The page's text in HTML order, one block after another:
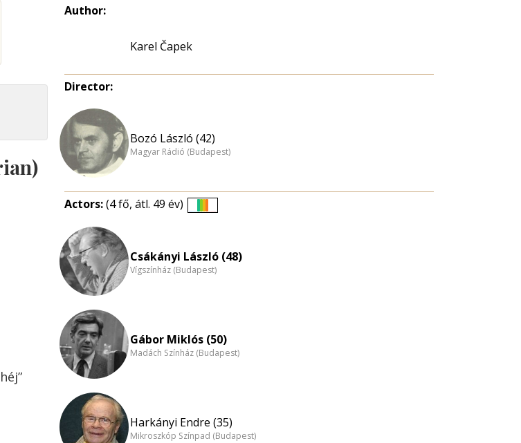
Author:
Karel Čapek
Director:
Bozó László (42)
Magyar Rádió (Budapest)
Actors:(4 fő, átl. 49 év)
nagyítása
Csákányi László (48)
Vígszínház (Budapest)
Gábor Miklós (50)
Madách Színház (Budapest)
Harkányi Endre (35)
Mikroszkóp Színpad (Budapest)